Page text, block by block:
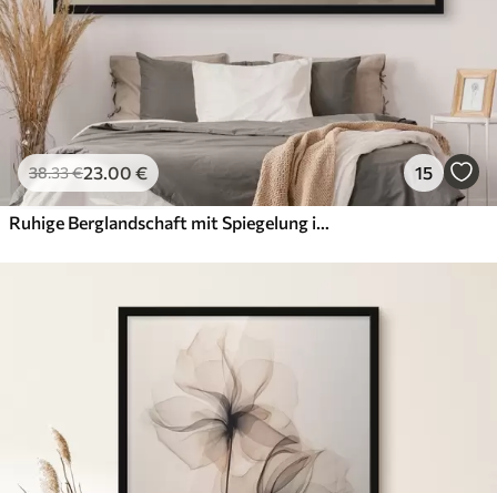
38.33€23.00 € 15
Ruhige Berglandschaft mit Spiegelung im Wasser